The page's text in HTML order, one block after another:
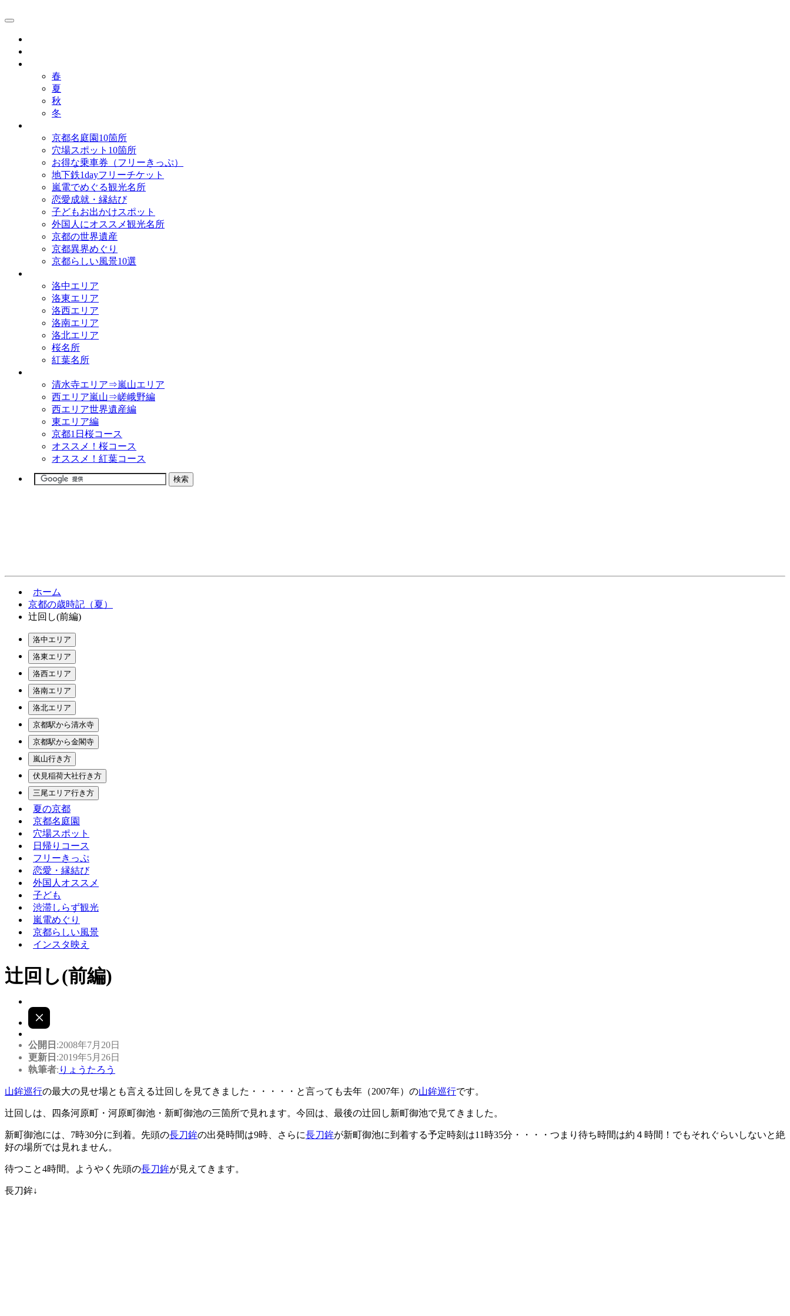
春
夏
秋
冬
京都名庭園10箇所
穴場スポット10箇所
お得な乗車券（フリーきっぷ）
地下鉄1dayフリーチケット
嵐電でめぐる観光名所
恋愛成就・縁結び
子どもお出かけスポット
外国人にオススメ観光名所
京都の世界遺産
京都異界めぐり
京都らしい風景10選
洛中エリア
洛東エリア
洛西エリア
洛南エリア
洛北エリア
桜名所
紅葉名所
清水寺エリア⇒嵐山エリア
西エリア嵐山⇒嵯峨野編
西エリア世界遺産編
東エリア編
京都1日桜コース
オススメ！桜コース
オススメ！紅葉コース
ホーム
京都の歳時記（夏）
辻回し(前編)
洛中エリア
洛東エリア
洛西エリア
洛南エリア
洛北エリア
京都駅から清水寺
京都駅から金閣寺
嵐山行き方
伏見稲荷大社行き方
三尾エリア行き方
夏の京都
京都名庭園
穴場スポット
日帰りコース
フリーきっぷ
恋愛・縁結び
外国人オススメ
子ども
渋滞しらず観光
嵐電めぐり
京都らしい風景
インスタ映え
辻回し(前編)
公開日 :2008年7月20日
更新日 :2019年5月26日
執筆者: りょうたろう
山鉾巡行の最大の見せ場とも言える辻回しを見てきました・・・・・と言っても去年（2007年）の山鉾巡行です。
辻回しは、四条河原町・河原町御池・新町御池の三箇所で見れます。今回は、最後の辻回し新町御池で見てきました。
新町御池には、7時30分に到着。先頭の長刀鉾の出発時間は9時、さらに長刀鉾が新町御池に到着する予定時刻は11時35分・・・・つまり待ち時間は約４時間！でもそれぐらいしないと絶
好の場所では見れません。
待つこと4時間。ようやく先頭の長刀鉾が見えてきます。
長刀鉾↓